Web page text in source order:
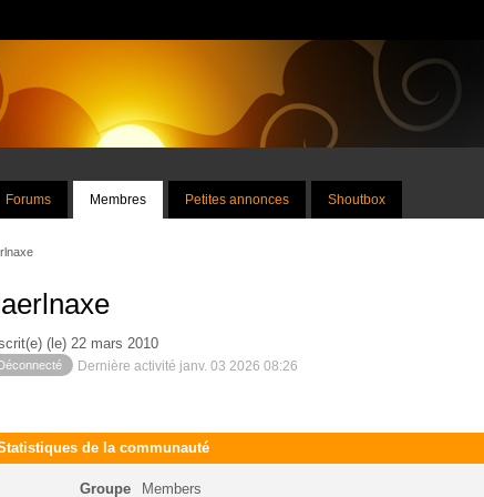
Forums Membres Petites annonces Shoutbox
(le) 22 mars 2010
Dernière activité janv. 03 2026 08:26
de la communauté
Groupe Members